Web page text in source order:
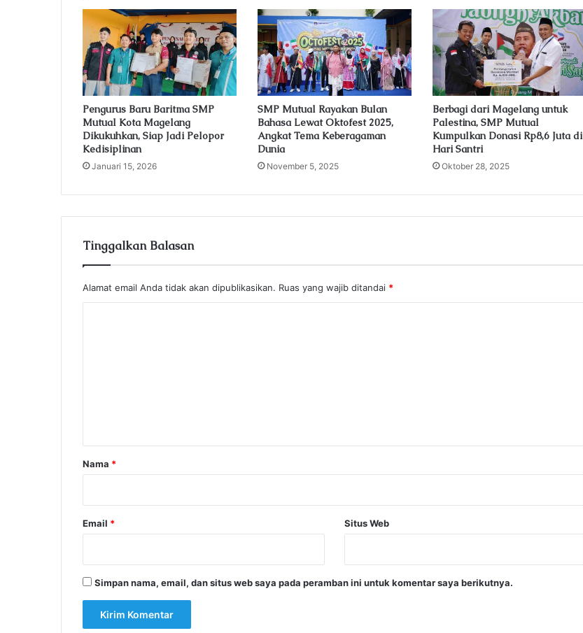
i
a
d
d
r
e
s
s
Pengurus Baru Baritma SMP
Mutual Kota Magelang
Dikukuhkan, Siap Jadi Pelopor
Kedisiplinan
Januari 15, 2026
SMP Mutual Rayakan Bulan
Bahasa Lewat Oktofest 2025,
Angkat Tema Keberagaman
Dunia
November 5, 2025
Berbagi dari Magelang untuk
Palestina, SMP Mutual
Kumpulkan Donasi Rp8,6 Juta di
Hari Santri
Oktober 28, 2025
Tinggalkan Balasan
Alamat email Anda tidak akan dipublikasikan. Ruas yang wajib ditandai *
rNama *
Email * Situs Web
Simpan nama, email, dan situs web saya pada peramban ini untuk komentar saya berikutnya.